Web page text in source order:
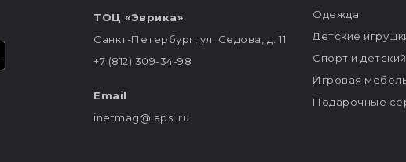
ТОЦ «Эврика»
Санкт-Петербург, ул. Седова, д. 11
+7 (812) 309-34-98
Email
inetmag@lapsi.ru
Одежда
Детские
Спорт и
Игровая
Подарочные